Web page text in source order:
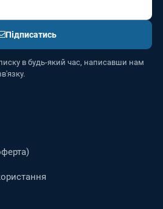
Підписатись
в будь-який час, написавши нам